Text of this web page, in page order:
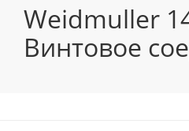
Weidmuller
Винтовое